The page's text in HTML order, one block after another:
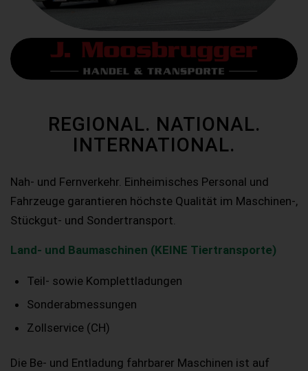
REGIONAL. NATIONAL.
INTERNATIONAL.
Nah- und Fernverkehr. Einheimisches Personal und
Fahrzeuge garantieren höchste Qualität im Maschinen-,
Stückgut- und Sondertransport.
Land- und Baumaschinen (KEINE Tiertransporte)
Teil- sowie Komplettladungen
Sonderabmessungen
Zollservice (CH)
Die Be- und Entladung fahrbarer Maschinen ist auf